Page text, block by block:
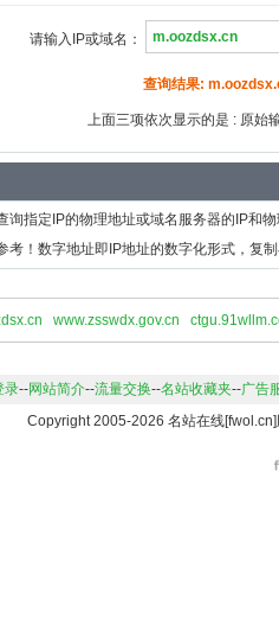
请输入IP或域名：
查询结果:
上面三项依次显示的是 : 原始
询指定IP的物理地址或域名服务器的IP和
考！数字地址即IP地址的数字化形式，复
www.zsswdx.gov.cn
录--网站简介--流量交换--名站收藏夹--广告
Copyright 2005-2026 名站在线